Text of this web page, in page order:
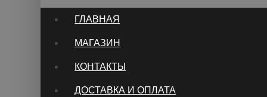
ГЛАВНАЯ
МАГАЗИН
КОНТАКТЫ
ДОСТАВКА И ОПЛАТА